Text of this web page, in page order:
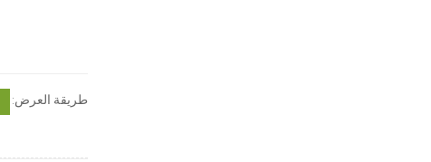
طريقة العرض: